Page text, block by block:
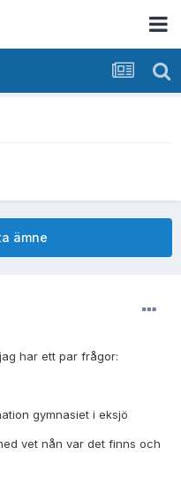
ämne
har ett par frågor:
gymnasiet i eksjö
vet nån var det finns och